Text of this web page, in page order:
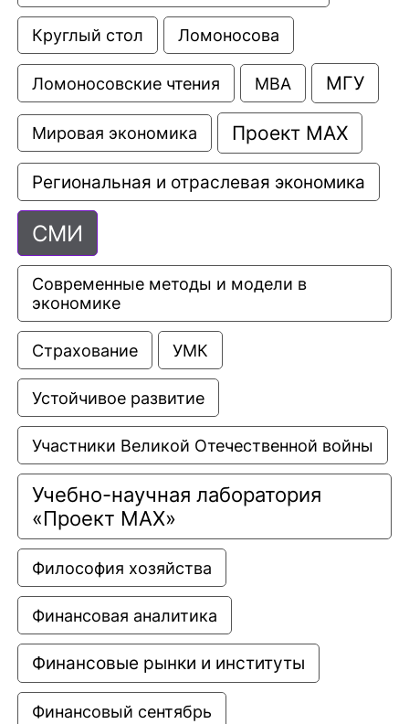
Круглый стол Ломоносова
Ломоносовские чтения МВА МГУ
Мировая экономика Проект МАХ
Региональная и отраслевая экономика
СМИ
Современные методы и модели в
экономике
Страхование УМК
Устойчивое развитие
Участники Великой Отечественной войны
Учебно-научная лаборатория
«Проект МАХ»
Философия хозяйства
Финансовая аналитика
Финансовые рынки и институты
Финансовый сентябрь